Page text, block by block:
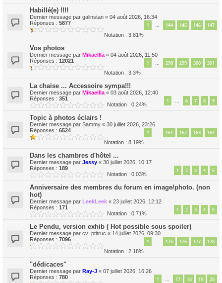
Habillé(e) !!!!
Dernier message par galinstan « 04 août 2026, 16:34
Réponses : 5877 1 … 144 145 146 147
Notation : 3.81%
Vos photos
Dernier message par Mikaellla « 04 août 2026, 11:50
Réponses : 12021 1 … 298 299 300 301
Notation : 3.3%
La chaise ... Accessoire sympa!!!
Dernier message par Mikaellla « 03 août 2026, 12:40
Réponses : 351 1 … 6 7 8 9
Notation : 0.24%
Topic à photos éclairs !
Dernier message par Sammy « 30 juillet 2026, 23:26
Réponses : 6524 1 … 161 162 163 164
Notation : 8.19%
Dans les chambres d'hôtel ...
Dernier message par Jessy « 30 juillet 2026, 10:17
Réponses : 189 1 2 3 4 5
Notation : 0.03%
Anniversaire des membres du forum en image/photo. (non
hot)
Dernier message par LeekLeek « 23 juillet 2026, 12:12
Réponses : 171 1 2 3 4 5
Notation : 0.71%
Le Pendu, version exhib ( Hot possible sous spoiler)
Dernier message par cv_ptitruc « 14 juillet 2026, 09:30
Réponses : 7096 1 … 175 176 177 178
Notation : 2.18%
"dédicaces"
Dernier message par Ray-J « 07 juillet 2026, 16:26
Réponses : 780 1 … 17 18 19 20